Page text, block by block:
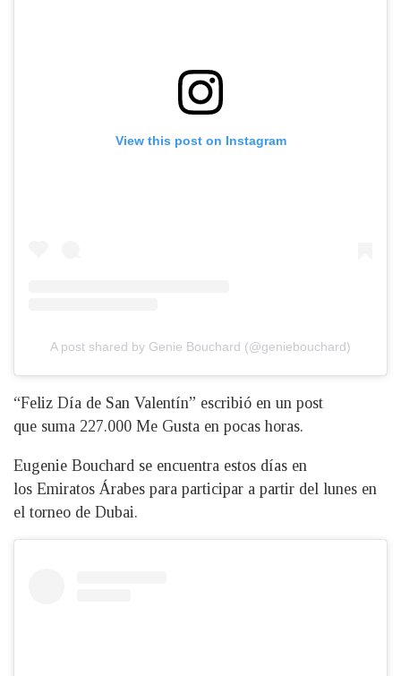
View this post on Instagram
A post shared by Genie Bouchard (@geniebouchard)
“Feliz Día de San Valentín” escribió en un post
que suma 227.000 Me Gusta en pocas horas.
Eugenie Bouchard se encuentra estos días en
los Emiratos Árabes para participar a partir del lunes en
el torneo de Dubai.